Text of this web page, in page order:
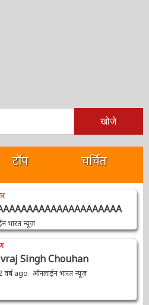
टॉप चर्चित
न्यूज़
Singh Chouhan
ago ऑनलाईन भारत न्यूज़
विशेष मुख्य समाचार